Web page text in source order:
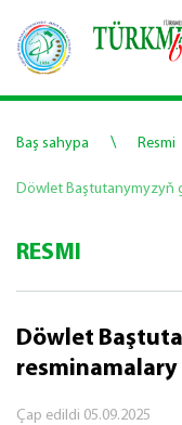
Baş sahypa \ Resmi
Döwlet Baştutanymyzyň
RESMI
Döwlet
resminamalary
Çap edildi 05.09.2025